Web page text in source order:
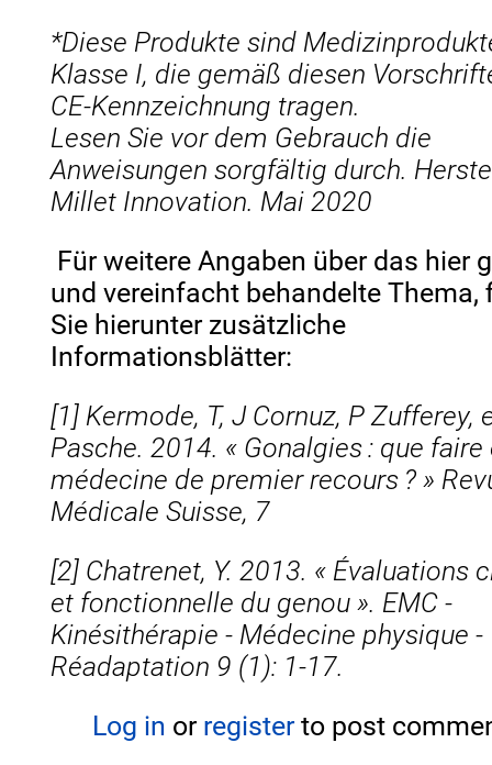
*Diese Produkte sind
Klasse I, die gemäß diesen
CE-Kennzeichnung tragen.
Lesen Sie vor dem Gebrauch die
Anweisungen sorgfältig durch.
Millet Innovation. Mai 2020
Für weitere Angaben über das hier
und vereinfacht behandelte Thema,
Sie hierunter zusätzliche
Informationsblätter:
[1] Kermode, T, J Cornuz, P Zufferey,
Pasche. 2014. « Gonalgies : que faire
médecine de premier recours ? »
Médicale Suisse, 7
[2] Chatrenet, Y. 2013. « Évaluations
et fonctionnelle du genou ». EMC -
Kinésithérapie - Médecine physique -
Réadaptation 9 (1): 1‑17.
Log in or registerto post